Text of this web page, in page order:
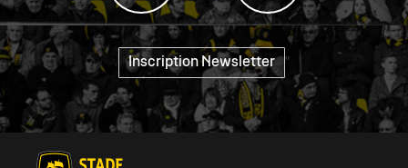
Inscription Newsletter "